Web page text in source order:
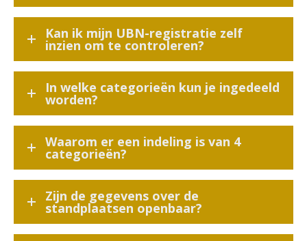
Kan ik mijn UBN-registratie zelf
inzien om te controleren?
In welke categorieën kun je ingedeeld
worden?
Waarom er een indeling is van 4
categorieën?
Zijn de gegevens over de
standplaatsen openbaar?